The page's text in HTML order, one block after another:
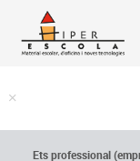
Ets professional